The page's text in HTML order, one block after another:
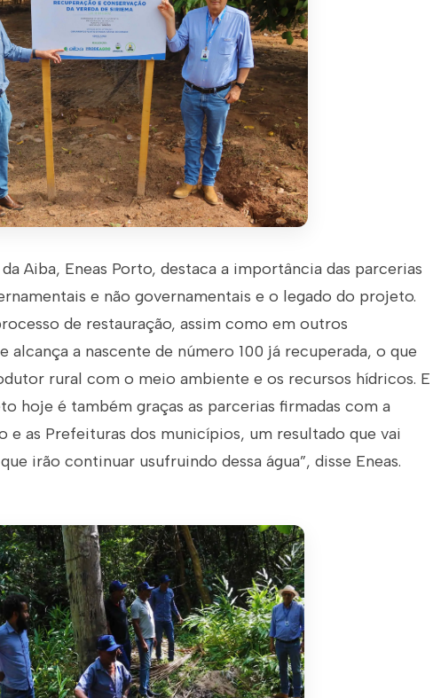
Aiba, Eneas Porto, destaca a importância das parcerias
e não governamentais e o legado do projeto.
de restauração, assim como em outros
alcança a nascente de número 100 já recuperada, o que
rural com o meio ambiente e os recursos hídricos. E
hoje é também graças as parcerias firmadas com a
e as Prefeituras dos municípios, um resultado que vai
irão continuar usufruindo dessa água”, disse Eneas.